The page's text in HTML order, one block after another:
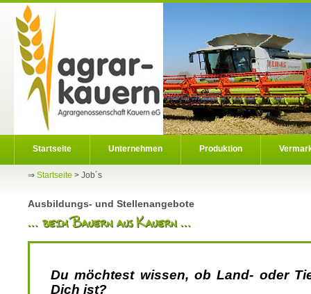
Startseite Unternehmen Produktion
⇒ Startseite > Job´s
Ausbildungs- und Stellenangebote
Du möchtest wissen, ob Land- oder
Dich ist?